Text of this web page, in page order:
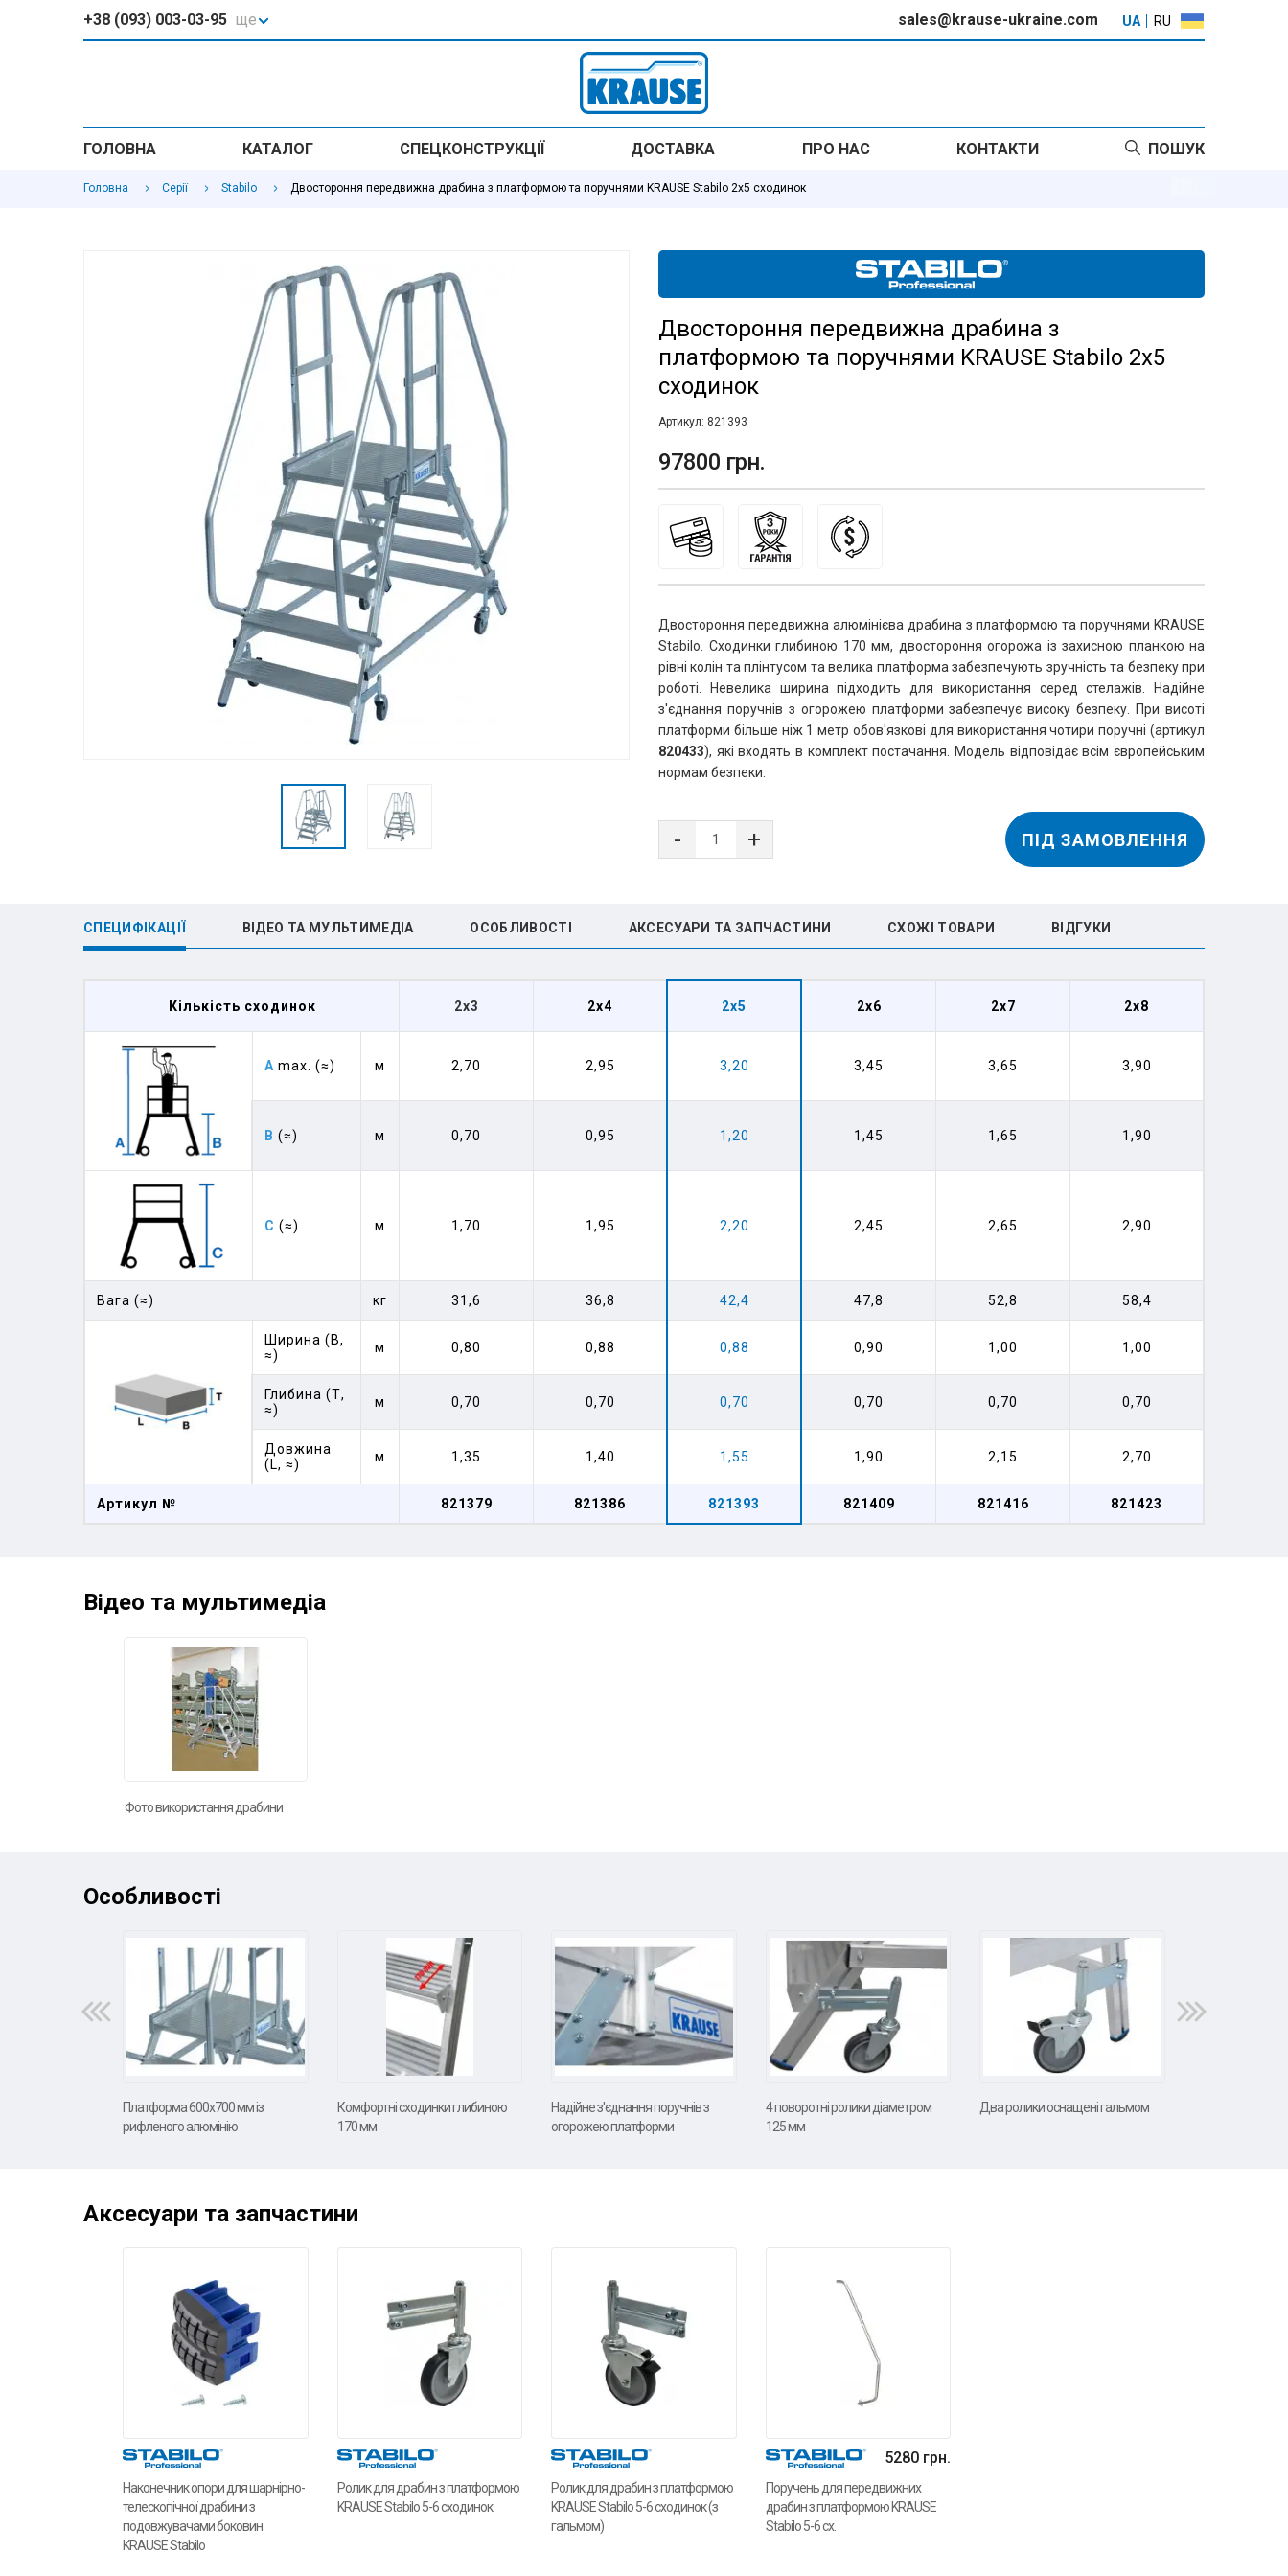
+38 (093) 003-03-95 ще sales@krause-ukraine.com UA RU
ГОЛОВНА КАТАЛОГ СПЕЦКОНСТРУКЦІЇ ДОСТАВКА ПРО НАС КОНТАКТИ ПОШУК
Головна Серії Stabilo Двостороння передвижна драбина з платформою та поручнями KRAUSE Stabilo 2x5 сходинок
Двостороння передвижна драбина з
платформою та поручнями KRAUSE Stabilo 2x5
сходинок
Артикул: 821393
97800 грн.
Двостороння передвижна алюмінієва драбина з платформою та поручнями KRAUSE
Stabilo. Сходинки глибиною 170 мм, двостороння огорожа із захисною планкою на
рівні колін та плінтусом та велика платформа забезпечують зручність та безпеку при
роботі. Невелика ширина підходить для використання серед стелажів. Надійне
з'єднання поручнів з огорожею платформи забезпечує високу безпеку. При висоті
820433), які входять в комплект постачання. Модель відповідає всім європейським
нормам безпеки.
ПІД ЗАМОВЛЕННЯ
СПЕЦИФІКАЦІЇ ВІДЕО ТА МУЛЬТИМЕДІА ОСОБЛИВОСТІ АКСЕСУАРИ ТА ЗАПЧАСТИНИ СХОЖІ ТОВАРИ ВIДГУКИ
Артикул № 821379 821386 821393 821409 821416 821423
Кількість сходинок 2x3 2x4 2x5 2x6 2x7 2x8
A max. (≈) м 2,70 2,95 3,20 3,45 3,65 3,90
B (≈) м 0,70 0,95 1,20 1,45 1,65 1,90
C (≈) м 1,70 1,95 2,20 2,45 2,65 2,90
Вага (≈) кг 31,6 36,8 42,4 47,8 52,8 58,4
Ширина (В,
≈)
м 0,80 0,88 0,88 0,90 1,00 1,00
Глибина (Т,
≈)
м 0,70 0,70 0,70 0,70 0,70 0,70
Довжина
(L, ≈)
м 1,35 1,40 1,55 1,90 2,15 2,70
Відео та мультимедіа
Фото використання драбини
Особливості
Платформа 600х700 мм із
рифленого алюмінію
Комфортні сходинки глибиною
170 мм
Надійне з'єднання поручнів з
огорожею платформи
4 поворотні ролики діаметром
125 мм
Два ролики оснащені гальмом
Аксесуари та запчастини
Наконечник опори для шарнірно-
телескопічної драбини з
подовжувачами боковин
KRAUSE Stabilo
Ролик для драбин з платформою
KRAUSE Stabilo 5-6 сходинок
Ролик для драбин з платформою
KRAUSE Stabilo 5-6 сходинок (з
гальмом)
5280 грн.
Поручень для передвижних
драбин з платформою KRAUSE
Stabilo 5-6 сх.